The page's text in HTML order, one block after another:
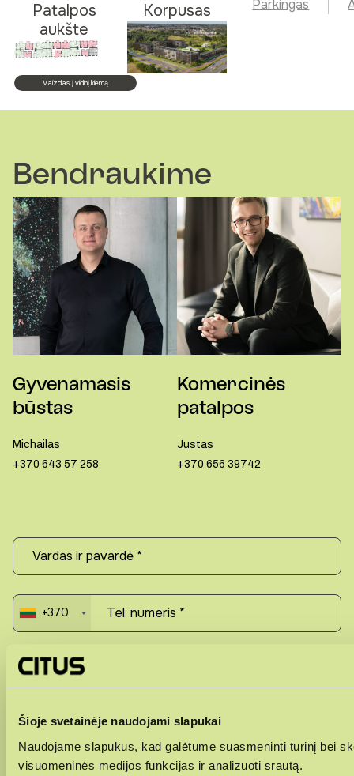
Šioje svetainėje naudojami slapukai
Naudojame slapukus, kad galėtume suasmeninti turinį bei
visuomeninės medijos funkcijas ir analizuoti srautą.
Patalpos
aukšte
Vaizdas į vidinį kiemą
Korpusas Parkingas
Bendraukime
Gyvenamasis
būstas
Michailas
+370 643 57 258
Komercinės
patalpos
Justas
+370 656 39742
+370